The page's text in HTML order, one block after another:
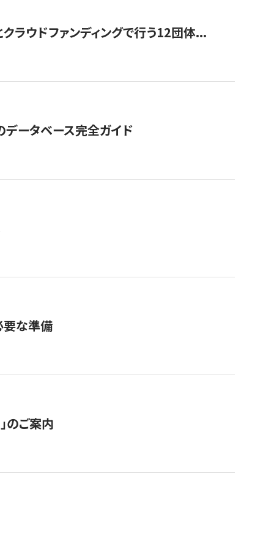
クラウドファンディングで行う12団体...
ータベース完全ガイド
要な準備
のご案内